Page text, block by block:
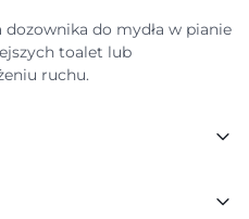
do mydła w pianie
toalet lub
ruchu.